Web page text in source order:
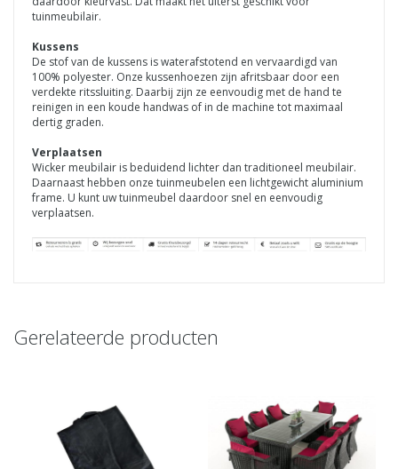
tuinmeubilair.
Kussens
De stof van de kussens is waterafstotend en vervaardigd van
100% polyester. Onze kussenhoezen zijn afritsbaar door een
verdekte ritssluiting. Daarbij zijn ze eenvoudig met de hand te
reinigen in een koude handwas of in de machine tot maximaal
dertig graden.
Verplaatsen
Wicker meubilair is beduidend lichter dan traditioneel meubilair.
Daarnaast hebben onze tuinmeubelen een lichtgewicht aluminium
frame. U kunt uw tuinmeubel daardoor snel en eenvoudig
verplaatsen.
Gerelateerde producten